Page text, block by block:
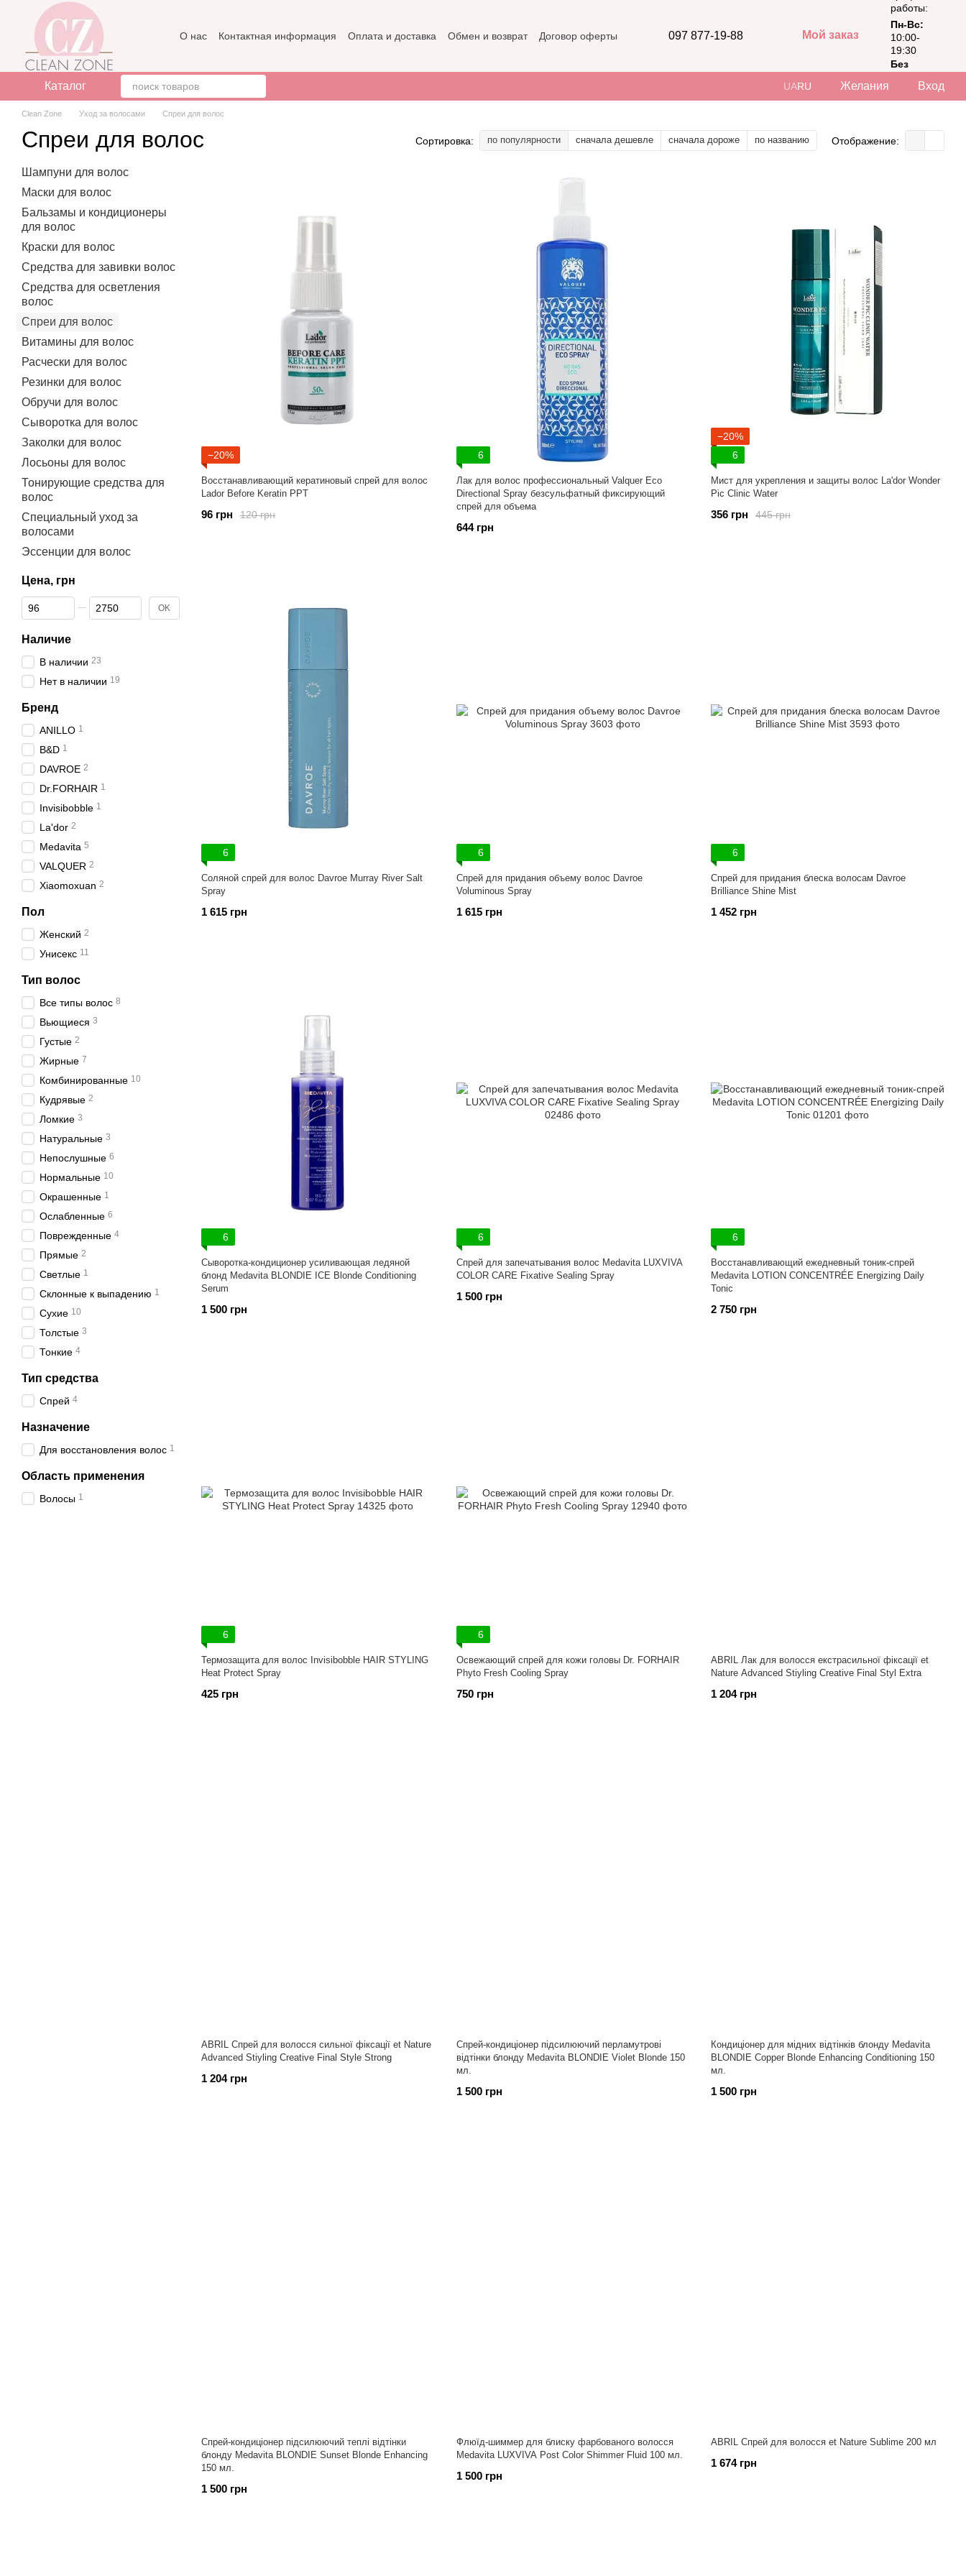
Перейти к основному контенту
О нас Контактная информация Оплата и доставка Обмен и возврат
Договор оферты
097 877-19-88 Мой заказ
работы:
Пн-Вс:
10:00-
19:30
Без
Каталог UARU Желания Вход
Clean Zone Уход за волосами Спреи для волос
Спреи для волос Сортировка: по популярности сначала дешевле сначала дороже по названию Отображение:
−20%
Восстанавливающий кератиновый спрей для волос
Lador Before Keratin PPT
120 грн
96 грн
6
Лак для волос профессиональный Valquer Eco
Directional Spray безсульфатный фиксирующий
спрей для объема
644 грн
−20%
6
Мист для укрепления и защиты волос La'dor Wonder
Pic Clinic Water
445 грн
356 грн
6
Соляной спрей для волос Davroe Murray River Salt
Spray
1 615 грн
6
Спрей для придания объему волос Davroe
Voluminous Spray
1 615 грн
6
Спрей для придания блеска волосам Davroe
Brilliance Shine Mist
1 452 грн
6
Сыворотка-кондиционер усиливающая ледяной
блонд Medavita BLONDIE ICE Blonde Conditioning
Serum
1 500 грн
6
Спрей для запечатывания волос Medavita LUXVIVA
COLOR CARE Fixative Sealing Spray
1 500 грн
6
Восстанавливающий ежедневный тоник-спрей
Medavita LOTION CONCENTRÉE Energizing Daily
Tonic
2 750 грн
6
Термозащита для волос Invisibobble HAIR STYLING
Heat Protect Spray
425 грн
6
Освежающий спрей для кожи головы Dr. FORHAIR
Phyto Fresh Cooling Spray
750 грн
ABRIL Лак для волосся екстрасильної фіксації et
Nature Advanced Stiyling Creative Final Styl Extra
1 204 грн
ABRIL Спрей для волосся сильної фіксації et Nature
Advanced Stiyling Creative Final Style Strong
1 204 грн
Спрей-кондиціонер підсилюючий перламутрові
відтінки блонду Medavita BLONDIE Violet Blonde 150
мл.
1 500 грн
Кондиціонер для мідних відтінків блонду Medavita
BLONDIE Copper Blonde Enhancing Conditioning 150
мл.
1 500 грн
Спрей-кондиціонер підсилюючий теплі відтінки
блонду Medavita BLONDIE Sunset Blonde Enhancing
150 мл.
1 500 грн
Флюїд-шиммер для блиску фарбованого волосся
Medavita LUXVIVA Post Color Shimmer Fluid 100 мл.
1 500 грн
ABRIL Спрей для волосся et Nature Sublime 200 мл
1 674 грн
Шампуни для волос
Маски для волос
Бальзамы и кондиционеры
для волос
Краски для волос
Средства для завивки волос
Средства для осветления
волос
Спреи для волос
Витамины для волос
Расчески для волос
Резинки для волос
Обручи для волос
Сыворотка для волос
Заколки для волос
Лосьоны для волос
Тонирующие средства для
волос
Специальный уход за
волосами
Эссенции для волос
Цена, грн
От Цена, грн
До Цена, грн OK
Наличие
В наличии 23
Нет в наличии 19
Бренд
ANILLO 1
B&D 1
DAVROE 2
Dr.FORHAIR 1
Invisibobble 1
La'dor 2
Medavita 5
VALQUER 2
Xiaomoxuan 2
Пол
Женский 2
Унисекс 11
Тип волос
Все типы волос 8
Вьющиеся 3
Густые 2
Жирные 7
Комбинированные 10
Кудрявые 2
Ломкие 3
Натуральные 3
Непослушные 6
Нормальные 10
Окрашенные 1
Ослабленные 6
Поврежденные 4
Прямые 2
Светлые 1
Склонные к выпадению 1
Сухие 10
Толстые 3
Тонкие 4
Тип средства
Спрей 4
Назначение
Для восстановления волос 1
Область применения
Волосы 1